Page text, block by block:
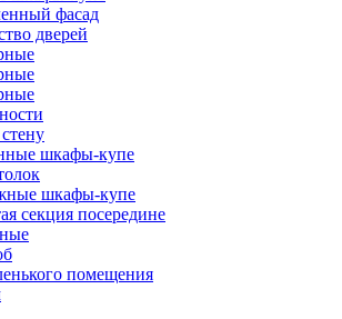
фасад
дверей
шкафы-купе
шкафы-купе
секция посередине
помещения